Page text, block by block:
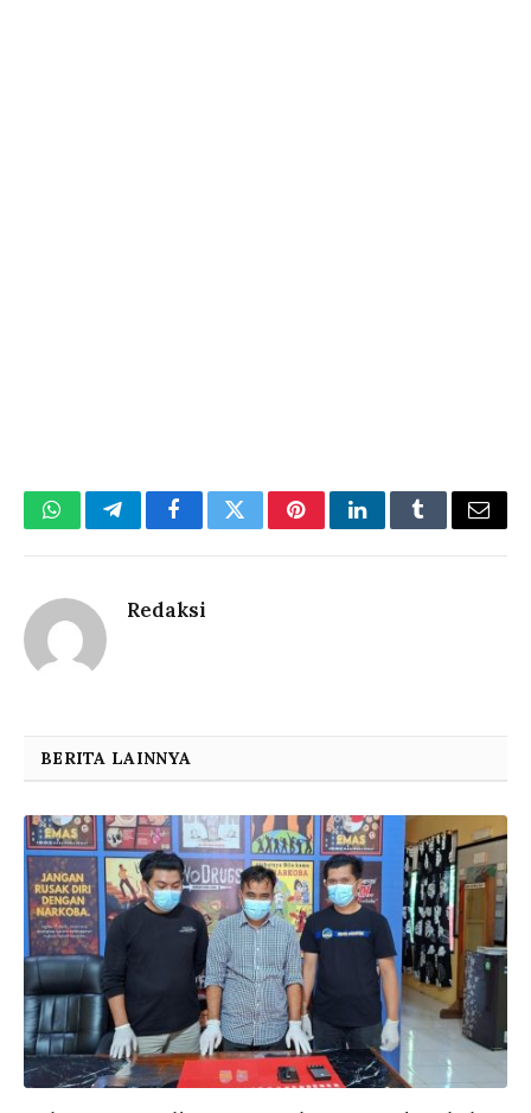
WhatsAppTelegramFacebookTwitterPinterestLinkedInTumblrEmail
Redaksi
BERITA LAINNYA